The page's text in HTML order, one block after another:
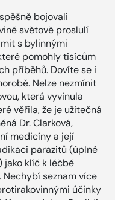
bojovali
světově proslulí
s bylinnými
pomohly tisícům
příběhů. Dovíte se i
Nelze nezmínit
která vyvinula
věřila, že je užitečná
Dr. Clarková,
medicíny a její
parazitů (úplné
jako klíč k léčbě
Nechybí seznam více
účinky